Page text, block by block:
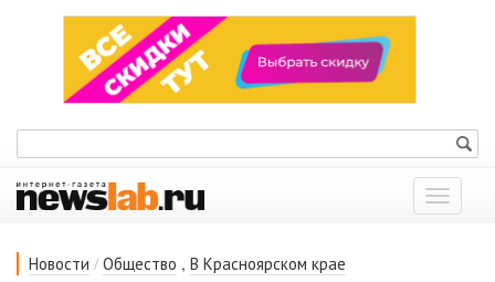
Показать
меню
Новости / Общество , В Красноярском крае